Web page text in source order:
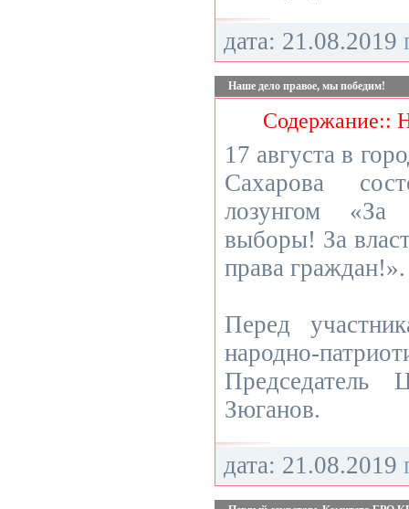
дата: 21.08.2019
Наше дело правое, мы победим!
Содержание::
17 августа в
Сахарова
лозунгом
выборы! За
права граждан!».
Перед
народно-
Зюганов.
дата: 21.08.2019